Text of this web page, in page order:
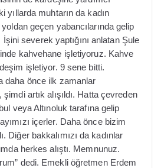
yıllarda muhtarın da kadın
geçen yabancılarında gelip
severek yaptığını anlatan Şule
kahvehane işletiyoruz. Kahve
işletiyor. 9 sene bitti.
daha önce ilk zamanlar
şimdi artık alışıldı. Hatta çevreden
veya Altınoluk tarafına gelip
içerler. Daha önce bizim
Diğer bakkalımızı da kadınlar
herkes alıştı. Memnunuz.
dedi. Emekli öğretmen Erdem